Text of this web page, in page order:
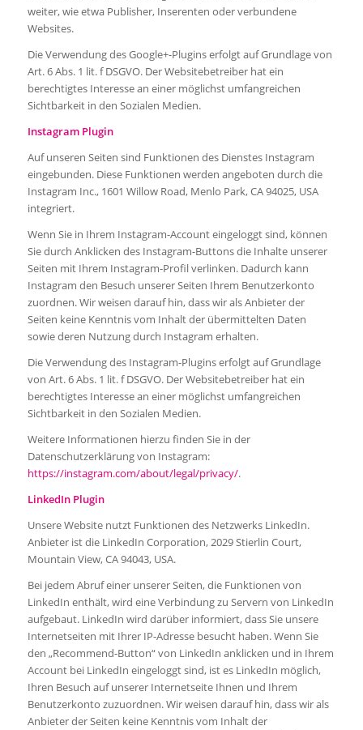
weiter, wie etwa Publisher, Inserenten oder verbundene
Websites.
Die Verwendung des Google+-Plugins erfolgt auf Grundlage von
Art. 6 Abs. 1 lit. f DSGVO. Der Websitebetreiber hat ein
berechtigtes Interesse an einer möglichst umfangreichen
Sichtbarkeit in den Sozialen Medien.
Instagram Plugin
Auf unseren Seiten sind Funktionen des Dienstes Instagram
eingebunden. Diese Funktionen werden angeboten durch die
Instagram Inc., 1601 Willow Road, Menlo Park, CA 94025, USA
integriert.
Wenn Sie in Ihrem Instagram-Account eingeloggt sind, können
Sie durch Anklicken des Instagram-Buttons die Inhalte unserer
Seiten mit Ihrem Instagram-Profil verlinken. Dadurch kann
Instagram den Besuch unserer Seiten Ihrem Benutzerkonto
zuordnen. Wir weisen darauf hin, dass wir als Anbieter der
Seiten keine Kenntnis vom Inhalt der übermittelten Daten
sowie deren Nutzung durch Instagram erhalten.
Die Verwendung des Instagram-Plugins erfolgt auf Grundlage
von Art. 6 Abs. 1 lit. f DSGVO. Der Websitebetreiber hat ein
berechtigtes Interesse an einer möglichst umfangreichen
Sichtbarkeit in den Sozialen Medien.
Weitere Informationen hierzu finden Sie in der
Datenschutzerklärung von Instagram:
https://instagram.com/about/legal/privacy/.
LinkedIn Plugin
Unsere Website nutzt Funktionen des Netzwerks LinkedIn.
Anbieter ist die LinkedIn Corporation, 2029 Stierlin Court,
Mountain View, CA 94043, USA.
Bei jedem Abruf einer unserer Seiten, die Funktionen von
LinkedIn enthält, wird eine Verbindung zu Servern von LinkedIn
aufgebaut. LinkedIn wird darüber informiert, dass Sie unsere
Internetseiten mit Ihrer IP-Adresse besucht haben. Wenn Sie
den „Recommend-Button“ von LinkedIn anklicken und in Ihrem
Account bei LinkedIn eingeloggt sind, ist es LinkedIn möglich,
Ihren Besuch auf unserer Internetseite Ihnen und Ihrem
Benutzerkonto zuzuordnen. Wir weisen darauf hin, dass wir als
Anbieter der Seiten keine Kenntnis vom Inhalt der